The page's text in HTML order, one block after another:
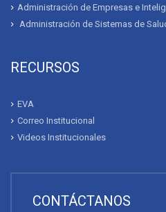
Administración de Empresas e
Administración de Sistemas de
RECURSOS
EVA
Correo Institucional
Videos Institucionales
CONTÁCTANOS